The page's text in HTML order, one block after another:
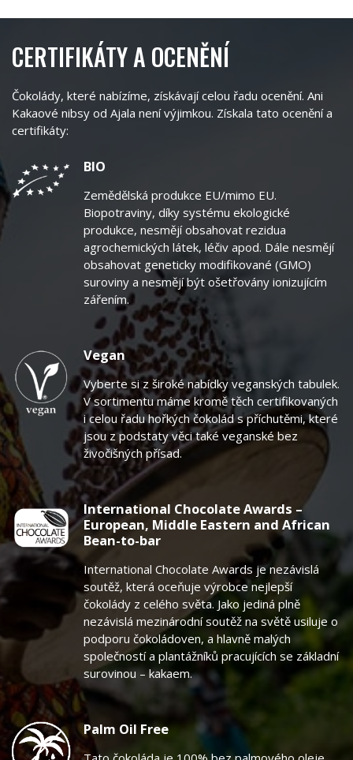
CERTIFIKÁTY A OCENĚNÍ
Čokolády, které nabízíme, získávají celou řadu ocenění. Ani
Kakaové nibsy od Ajala není výjimkou. Získala tato ocenění a
certifikáty:
BIO
Zemědělská produkce EU/mimo EU.
Biopotraviny, díky systému ekologické
produkce, nesmějí obsahovat rezidua
agrochemických látek, léčiv apod. Dále nesmějí
obsahovat geneticky modifikované (GMO)
suroviny a nesmějí být ošetřovány ionizujícím
zářením.
Vegan
Vyberte si z široké nabídky veganských tabulek.
V sortimentu máme kromě těch certifikovaných
i celou řadu hořkých čokolád s příchutěmi, které
jsou z podstaty věci také veganské bez
živočišných přísad.
International Chocolate Awards –
European, Middle Eastern and African
Bean-to-bar
International Chocolate Awards je nezávislá
soutěž, která oceňuje výrobce nejlepší
čokolády z celého světa. Jako jediná plně
nezávislá mezinárodní soutěž na světě usiluje o
podporu čokoládoven, a hlavně malých
společností a plantážníků pracujících se základní
surovinou – kakaem.
Palm Oil Free